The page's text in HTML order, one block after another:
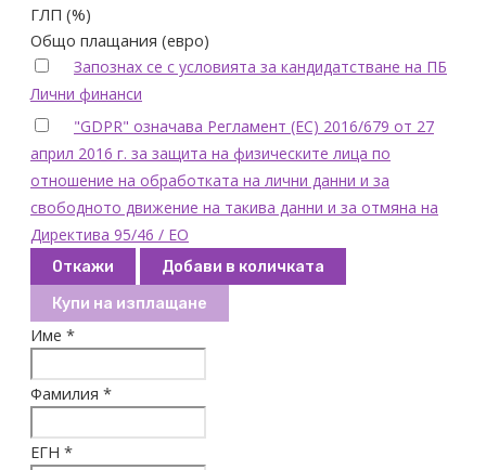
ГЛП (%)
Общо плащания (евро)
Запознах се с условията за кандидатстване на ПБ
Лични финанси
"GDPR" означава Регламент (ЕС) 2016/679 от 27
април 2016 г. за защита на физическите лица по
отношение на обработката на лични данни и за
свободното движение на такива данни и за отмяна на
Директива 95/46 / ЕО
Откажи
Добави в количката
Купи на изплащане
Име *
Фамилия *
ЕГН *